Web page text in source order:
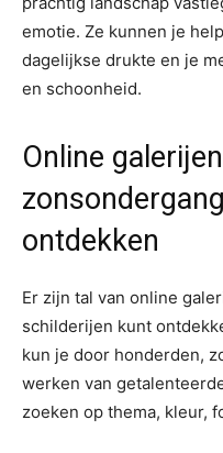
emotie. Ze kunnen je
dagelijkse drukte en je
en schoonheid.
Online
ontdekken
Er zijn tal van online
schilderijen kunt
kun je door honderden,
werken van
zoeken op thema, kleur,